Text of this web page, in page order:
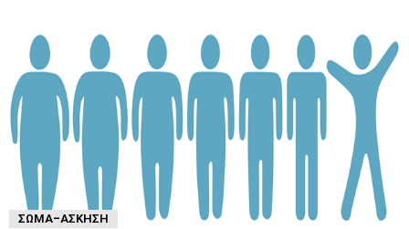
ΣΏΜΑ-ΆΣΚΗΣΗ